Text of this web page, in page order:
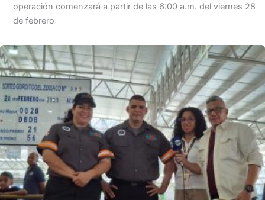
operación comenzará a partir de las 6:00 a.m. del viernes 28
de febrero